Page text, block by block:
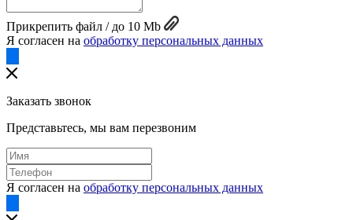
Прикрепить файл / до 10 Mb
Я согласен на обработку персональных данных
Заказать звонок
Представьтесь, мы вам перезвоним
Я согласен на обработку персональных данных